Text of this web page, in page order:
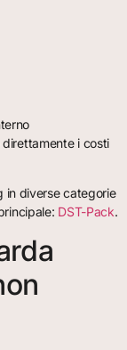
i costi
in diverse categorie
DST-Pack.